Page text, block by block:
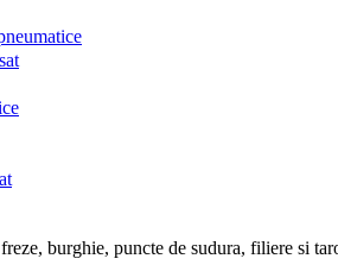
burghie, puncte de sudura, filiere si